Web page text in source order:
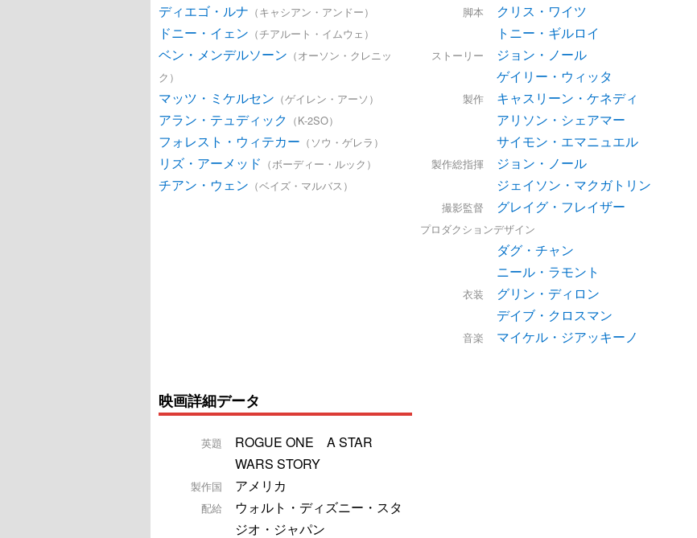
ディエゴ・ルナ （キャシアン・アンドー）
ドニー・イェン （チアルート・イムウェ）
ベン・メンデルソーン （オーソン・クレニッ
ク）
マッツ・ミケルセン （ゲイレン・アーソ）
アラン・テュディック （K-2SO）
フォレスト・ウィテカー （ソウ・ゲレラ）
リズ・アーメッド （ボーディー・ルック）
チアン・ウェン （ベイズ・マルバス）
脚本
クリス・ワイツ
トニー・ギルロイ
ストーリー
ジョン・ノール
ゲイリー・ウィッタ
製作
キャスリーン・ケネディ
アリソン・シェアマー
サイモン・エマニュエル
製作総指揮
ジョン・ノール
ジェイソン・マクガトリン
撮影監督 グレイグ・フレイザー
プロダクションデザイン
ダグ・チャン
ニール・ラモント
衣装
グリン・ディロン
デイブ・クロスマン
音楽 マイケル・ジアッキーノ
映画詳細データ
英題
ROGUE ONE A STAR
WARS STORY
製作国 アメリカ
配給
ウォルト・ディズニー・スタ
ジオ・ジャパン